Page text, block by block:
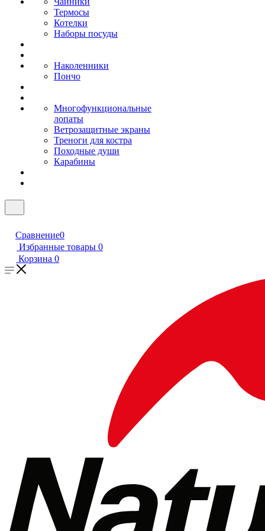
Термосы
Котелки
Наборы посуды
Наколенники
Пончо
Многофункциональные
лопаты
Ветрозащитные экраны
Треноги для костра
Походные души
Карабины
Сравнение0
Избранные товары 0
Корзина 0